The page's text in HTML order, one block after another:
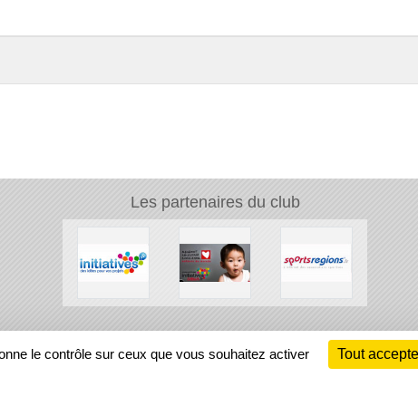
Les partenaires du club
le contrôle sur ceux que vous souhaitez activer Tout